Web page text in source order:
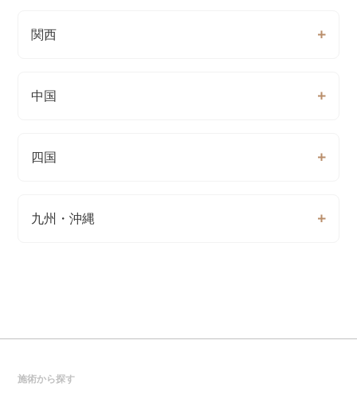
関西
中国
四国
九州・沖縄
施術から探す